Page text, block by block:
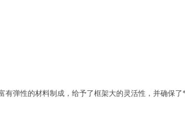
有弹性的材料制成，给予了框架大的灵活性，并确保